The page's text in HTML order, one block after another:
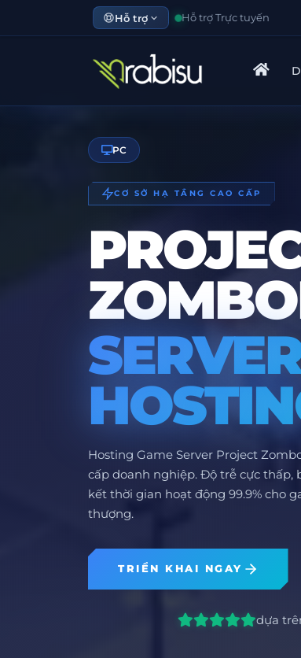
Hỗ trợ Hỗ trợ Trực tuyến
PC
CƠ SỞ HẠ TẦNG CAO CẤP
Hosting Game Server Project
cấp doanh nghiệp. Độ trễ cực thấp,
kết thời gian hoạt động 99.9% cho
thượng.
TRIỂN KHAI NGAY
dựa